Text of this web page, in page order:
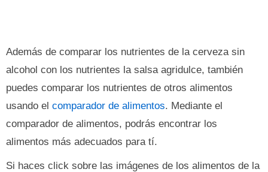
Además de comparar los nutrientes de la cerveza sin
alcohol con los nutrientes la salsa agridulce, también
puedes comparar los nutrientes de otros alimentos
usando el comparador de alimentos. Mediante el
comparador de alimentos, podrás encontrar los
alimentos más adecuados para tí.
Si haces click sobre las imágenes de los alimentos de la